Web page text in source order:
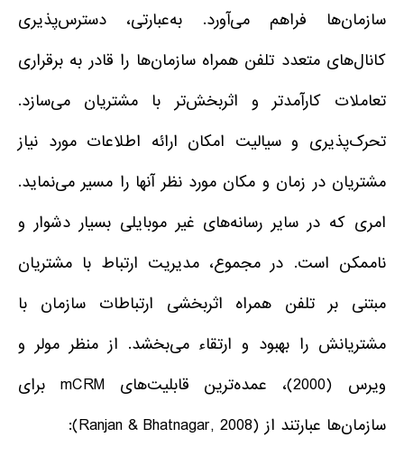
سازمان‌ها فراهم می‌آورد. به‌عبارتی، دسترس‌پذیری
کانال‌های متعدد تلفن همراه سازمان‌ها را قادر به برقراری
تعاملات کارآمدتر و اثربخش‌تر با مشتریان می‌سازد.
تحرک‌پذیری و سیالیت امکان ارائه اطلاعات مورد نیاز
مشتریان در زمان و مکان مورد نظر آنها را مسیر می‌نماید.
امری که در سایر رسانه‌های غیر موبایلی بسیار دشوار و
ناممکن است. در مجموع، مدیریت ارتباط با مشتریان
مبتنی بر تلفن همراه اثربخشی ارتباطات سازمان با
مشتریانش را بهبود و ارتقاء می‌بخشد. از منظر مولر و
ویرس (2000)، عمده‌ترین قابلیت‌های mCRM برای
سازمان‌ها عبارتند از (Ranjan & Bhatnagar, 2008):